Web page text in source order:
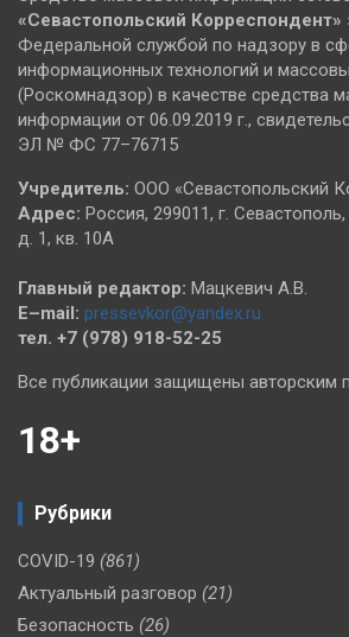
«Севастопольский Корреспондент»
Федеральной службой по надзору в
информационных технологий и
(Роскомнадзор) в качестве средства
информации от 06.09.2019 г.,
ЭЛ № ФС 77–76715
Учредитель: ООО «Севастопольский
Адрес: Россия, 299011, г.
д. 1, кв. 10А
Главный редактор: Мацкевич А.В.
E–mail: pressevkor@yandex.ru
тел. +7 (978) 918-52-25
Все публикации защищены авторским
18+
Рубрики
COVID-19 (861)
Актуальный разговор (21)
Безопасность (26)